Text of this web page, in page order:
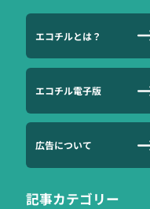
エコチルとは？
エコチル電子版
広告について
記事カテゴリー